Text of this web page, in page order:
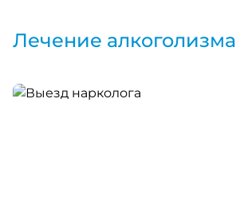
Лечение алкоголизма